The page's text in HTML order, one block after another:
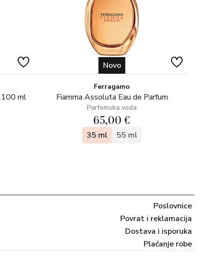
100 ml
Novo
Ferragamo
Fiamma Assoluta Eau de Parfum
Parfemska voda
65,00 €
35 ml 55 ml
Poslovnice
Povrat i reklamacija
Dostava i isporuka
Plaćanje robe